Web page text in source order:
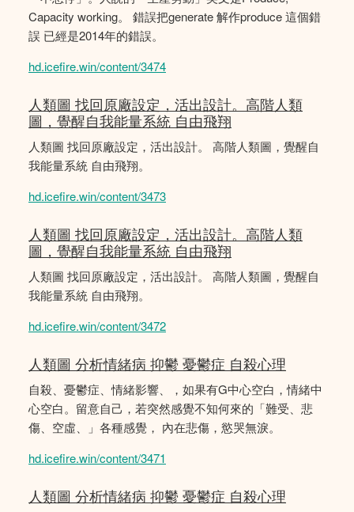
Capacity working。 錯誤把generate 解作produce 這個錯
誤 已經是2014年的錯誤。
hd.icefire.win/content/3474
人類圖 找回原廠設定，活出設計。高階人類
圖，覺醒自我能量系統 自由飛翔
人類圖 找回原廠設定，活出設計。 高階人類圖，覺醒自
我能量系統 自由飛翔。
hd.icefire.win/content/3473
人類圖 找回原廠設定，活出設計。高階人類
圖，覺醒自我能量系統 自由飛翔
人類圖 找回原廠設定，活出設計。 高階人類圖，覺醒自
我能量系統 自由飛翔。
hd.icefire.win/content/3472
人類圖 分析情緒病 抑鬱 憂鬱症 自殺心理
自殺、憂鬱症、情緒影響、，如果有G中心空白，情緒中
心空白。留意自己，若突然感覺不知何來的「難受、悲
傷、空虛、」各種感覺， 內在悲傷，慾哭無淚。
hd.icefire.win/content/3471
人類圖 分析情緒病 抑鬱 憂鬱症 自殺心理